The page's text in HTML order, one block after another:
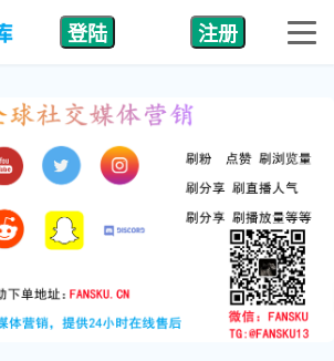
登陆 注册